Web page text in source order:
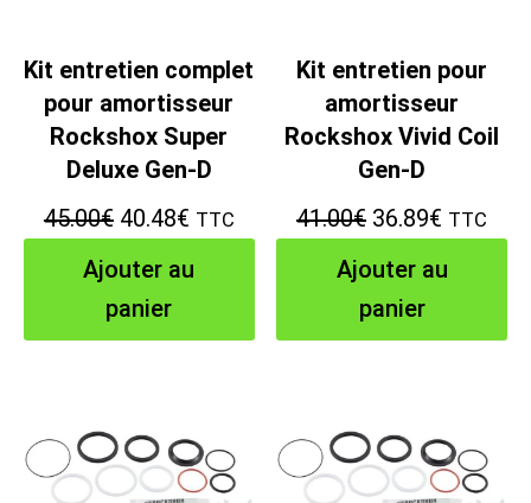
Kit entretien complet
pour amortisseur
Rockshox Super
Deluxe Gen-D
45.00€ Le
prix
initial
était :
40.48€Le
est :
TTC
Ajouter au
panier
Kit entretien pour
amortisseur
Rockshox Vivid Coil
Gen-D
41.00€ Le
prix
initial
était :
36.89€ Le
est :
TTC
Ajouter au
panier